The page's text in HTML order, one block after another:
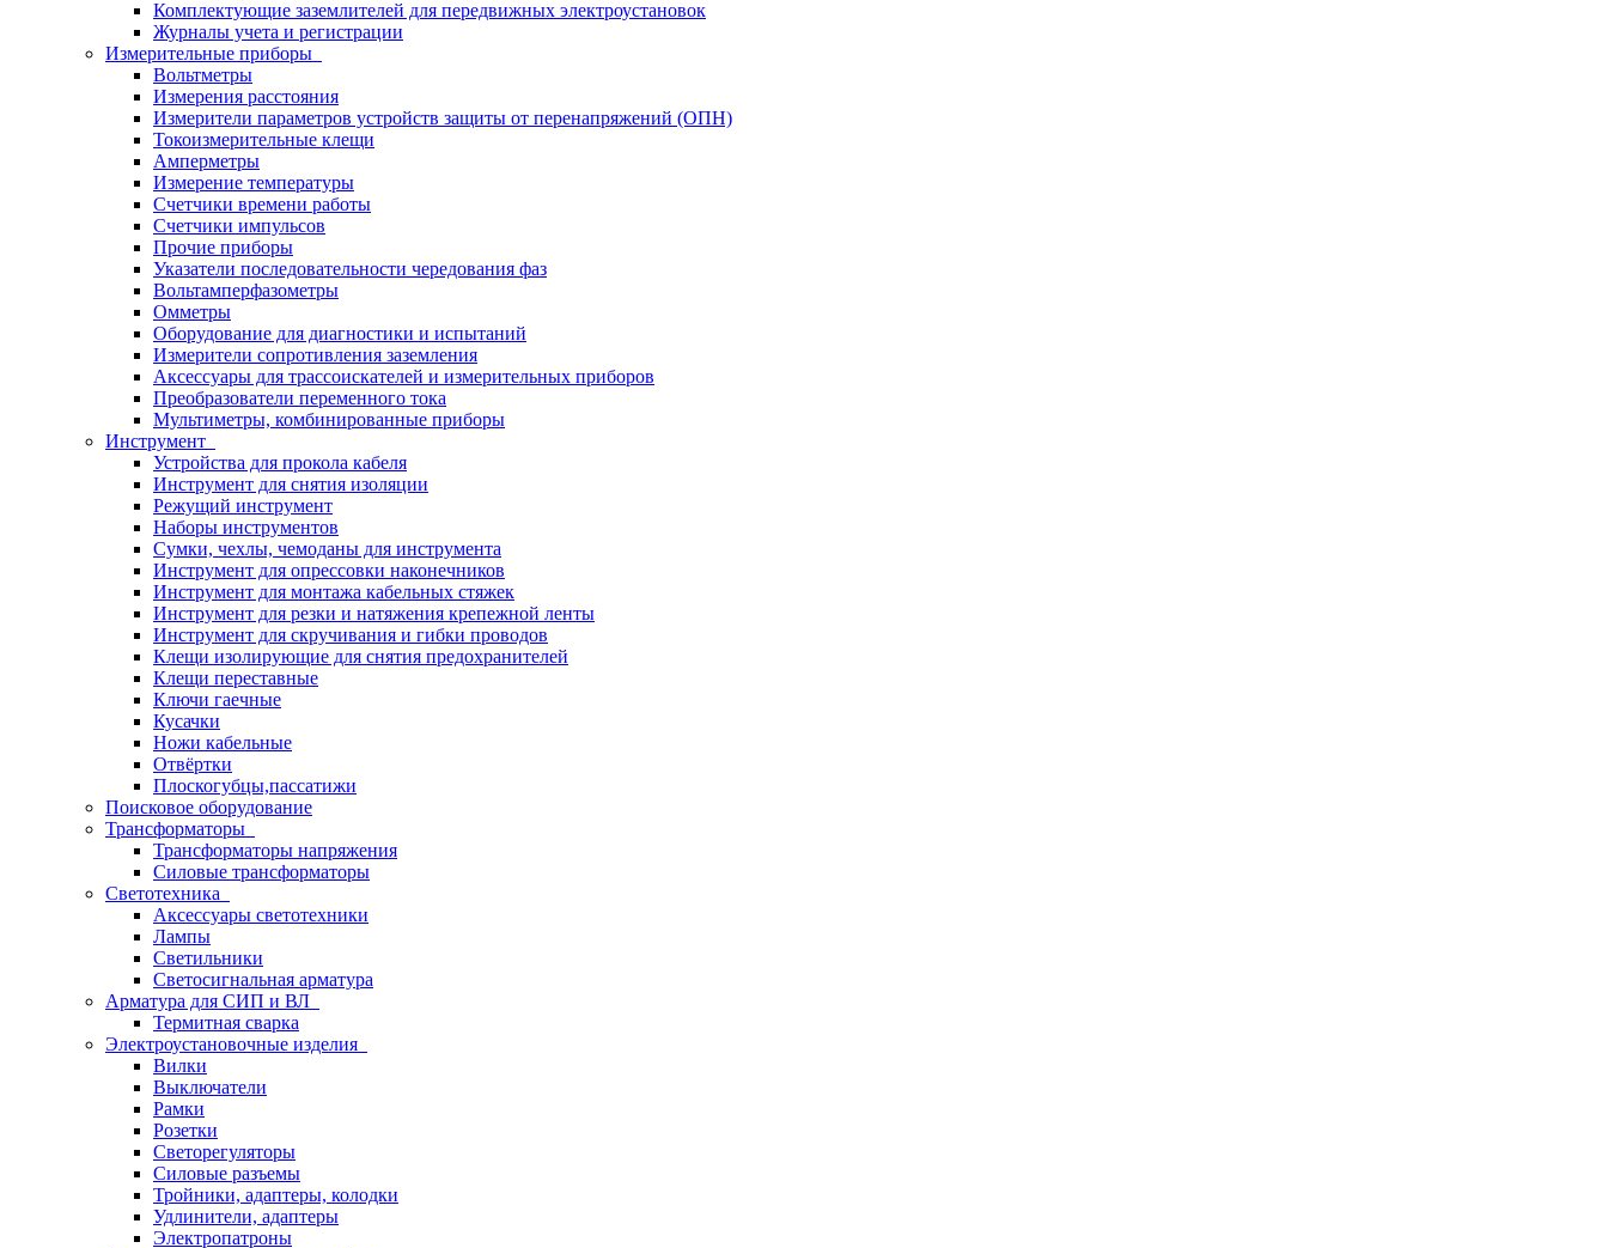
Комплектующие заземлителей для передвижных электроустановок
Журналы учета и регистрации
Измерительные приборы
Вольтметры
Измерения расстояния
Измерители параметров устройств защиты от перенапряжений (ОПН)
Токоизмерительные клещи
Амперметры
Измерение температуры
Счетчики времени работы
Счетчики импульсов
Прочие приборы
Указатели последовательности чередования фаз
Вольтамперфазометры
Омметры
Оборудование для диагностики и испытаний
Измерители сопротивления заземления
Аксессуары для трассоискателей и измерительных приборов
Преобразователи переменного тока
Мультиметры, комбинированные приборы
Инструмент
Устройства для прокола кабеля
Инструмент для снятия изоляции
Режущий инструмент
Наборы инструментов
Сумки, чехлы, чемоданы для инструмента
Инструмент для опрессовки наконечников
Инструмент для монтажа кабельных стяжек
Инструмент для резки и натяжения крепежной ленты
Инструмент для скручивания и гибки проводов
Клещи изолирующие для снятия предохранителей
Клещи переставные
Ключи гаечные
Кусачки
Ножи кабельные
Отвёртки
Плоскогубцы,пассатижи
Поисковое оборудование
Трансформаторы
Трансформаторы напряжения
Силовые трансформаторы
Светотехника
Аксессуары светотехники
Лампы
Светильники
Светосигнальная арматура
Арматура для СИП и ВЛ
Термитная сварка
Электроустановочные изделия
Вилки
Выключатели
Рамки
Розетки
Светорегуляторы
Силовые разъемы
Тройники, адаптеры, колодки
Удлинители, адаптеры
Электропатроны